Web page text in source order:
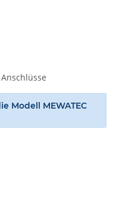
Modell MEWATEC